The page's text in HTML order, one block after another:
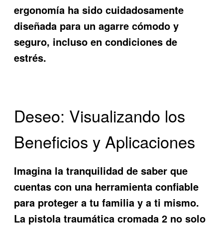
ergonomía ha sido cuidadosamente
diseñada para un agarre cómodo y
seguro, incluso en condiciones de
estrés.
Deseo: Visualizando los
Beneficios y Aplicaciones
Imagina la tranquilidad de saber que
cuentas con una herramienta confiable
para proteger a tu familia y a ti mismo.
La pistola traumática cromada 2 no solo